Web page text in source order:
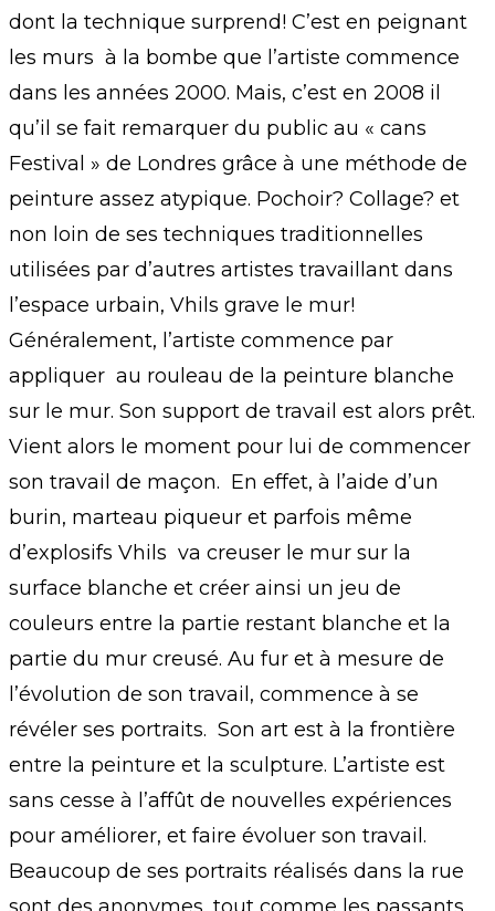
dont la technique surprend! C’est en peignant
les murs à la bombe que l’artiste commence
dans les années 2000. Mais, c’est en 2008 il
qu’il se fait remarquer du public au « cans
Festival » de Londres grâce à une méthode de
peinture assez atypique. Pochoir? Collage? et
non loin de ses techniques traditionnelles
utilisées par d’autres artistes travaillant dans
l’espace urbain, Vhils grave le mur!
Généralement, l’artiste commence par
appliquer au rouleau de la peinture blanche
sur le mur. Son support de travail est alors prêt.
Vient alors le moment pour lui de commencer
son travail de maçon. En effet, à l’aide d’un
burin, marteau piqueur et parfois même
d’explosifs Vhils va creuser le mur sur la
surface blanche et créer ainsi un jeu de
couleurs entre la partie restant blanche et la
partie du mur creusé. Au fur et à mesure de
l’évolution de son travail, commence à se
révéler ses portraits. Son art est à la frontière
entre la peinture et la sculpture. L’artiste est
sans cesse à l’affût de nouvelles expériences
pour améliorer, et faire évoluer son travail.
Beaucoup de ses portraits réalisés dans la rue